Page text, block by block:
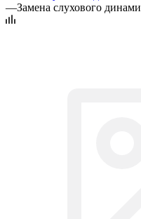
—Замена слухового